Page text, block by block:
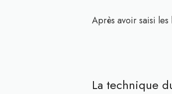
Après avoir saisi
La technique